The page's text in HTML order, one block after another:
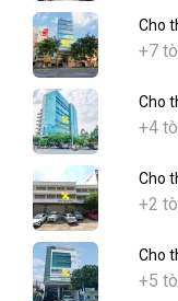
Cho
+7
Cho
+4
Cho
+2
Cho
+5